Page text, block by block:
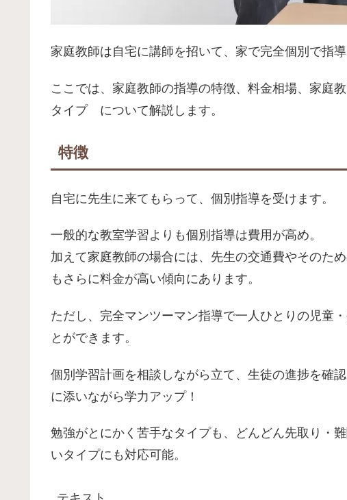
家庭教師は自宅に講師を招いて、家で完全個別で指導
ここでは、家庭教師の指導の特徴、料金相場、家庭
タイプ について解説します。
特徴
自宅に先生に来てもらって、個別指導を受けます。
一般的な教室学習よりも個別指導は費用が高め。
加えて家庭教師の場合には、先生の交通費やそのた
もさらに料金が高い傾向にあります。
ただし、完全マンツーマン指導で一人ひとりの児童
とができます。
個別学習計画を相談しながら立て、生徒の進捗を確
に添いながら学力アップ！
勉強がとにかく苦手なタイプも、どんどん先取り・
いタイプにも対応可能。